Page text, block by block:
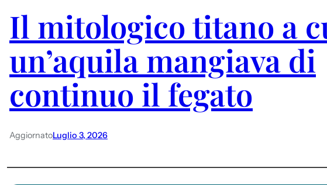
Il mitologico titano a
un’aquila mangiava di
continuo il fegato
AggiornatoLuglio 3, 2026